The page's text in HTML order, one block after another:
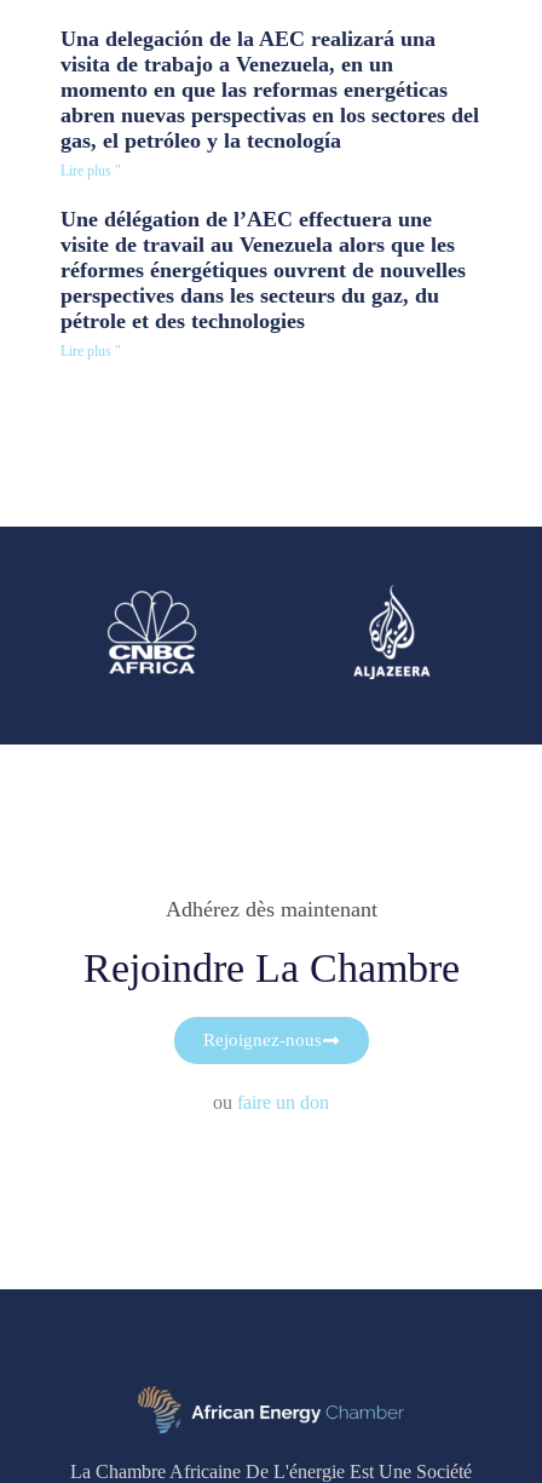
Una delegación de la AEC realizará una
visita de trabajo a Venezuela, en un
momento en que las reformas energéticas
abren nuevas perspectivas en los sectores del
gas, el petróleo y la tecnología
Lire plus "
Une délégation de l’AEC effectuera une
visite de travail au Venezuela alors que les
réformes énergétiques ouvrent de nouvelles
perspectives dans les secteurs du gaz, du
pétrole et des technologies
Lire plus "
Adhérez dès maintenant
Rejoindre La Chambre
Rejoignez-nous
ou faire un don
La Chambre Africaine De L'énergie Est Une Société